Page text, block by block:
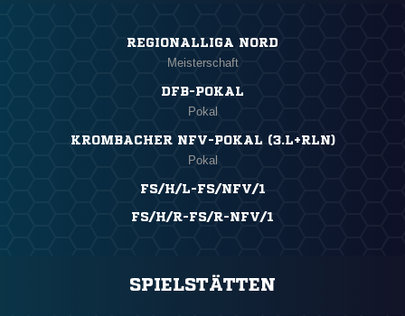
REGIONALLIGA NORD
Meisterschaft
DFB-POKAL
Pokal
KROMBACHER NFV-POKAL (3.L+RLN)
Pokal
FS/H/L-FS/NFV/1
FS/H/R-FS/R-NFV/1
SPIELSTÄTTEN